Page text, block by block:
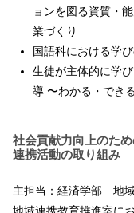
ョンを図る資質・
業づくり
国語科における学
生徒が主体的に学
導 〜わかる・でき
社会貢献力向上のた
連携活動の取り組み
主担当：経済学部 地